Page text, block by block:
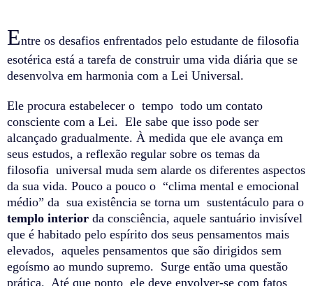
Entre os desafios enfrentados pelo estudante de filosofia
esotérica está a tarefa de construir uma vida diária que se
desenvolva em harmonia com a Lei Universal.
Ele procura estabelecer o tempo todo um contato
consciente com a Lei. Ele sabe que isso pode ser
alcançado gradualmente. À medida que ele avança em
seus estudos, a reflexão regular sobre os temas da
filosofia universal muda sem alarde os diferentes aspectos
da sua vida. Pouco a pouco o “clima mental e emocional
médio” da sua existência se torna um sustentáculo para o
templo interior da consciência, aquele santuário invisível
que é habitado pelo espírito dos seus pensamentos mais
elevados, aqueles pensamentos que são dirigidos sem
egoísmo ao mundo supremo. Surge então uma questão
prática. Até que ponto ele deve envolver-se com fatos